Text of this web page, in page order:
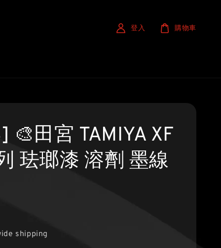
登入 購物車
🎨田宮 TAMIYA XF
珐瑯漆 溶劑 墨線
shipping